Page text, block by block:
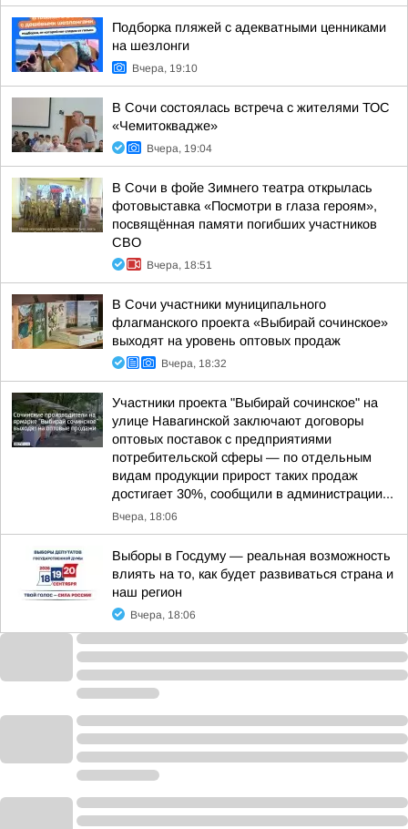
Подборка пляжей с адекватными ценниками
на шезлонги
Вчера, 19:10
В Сочи состоялась встреча с жителями ТОС
«Чемитоквадже»
Вчера, 19:04
В Сочи в фойе Зимнего театра открылась
фотовыставка «Посмотри в глаза героям»,
посвящённая памяти погибших участников
СВО
Вчера, 18:51
В Сочи участники муниципального
флагманского проекта «Выбирай сочинское»
выходят на уровень оптовых продаж
Вчера, 18:32
Участники проекта "Выбирай сочинское" на
улице Навагинской заключают договоры
оптовых поставок с предприятиями
потребительской сферы — по отдельным
видам продукции прирост таких продаж
достигает 30%, сообщили в администрации...
Вчера, 18:06
Выборы в Госдуму — реальная возможность
влиять на то, как будет развиваться страна и
наш регион
Вчера, 18:06